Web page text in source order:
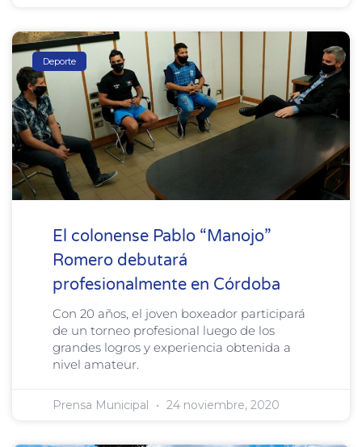
Deporte
El colonense Pablo “Manojo”
Romero debutará
profesionalmente en Córdoba
Con 20 años, el joven boxeador participará
de un torneo profesional luego de los
grandes logros y experiencia obtenida a
nivel amateur.
Prensa Municipal 24 noviembre, 2020